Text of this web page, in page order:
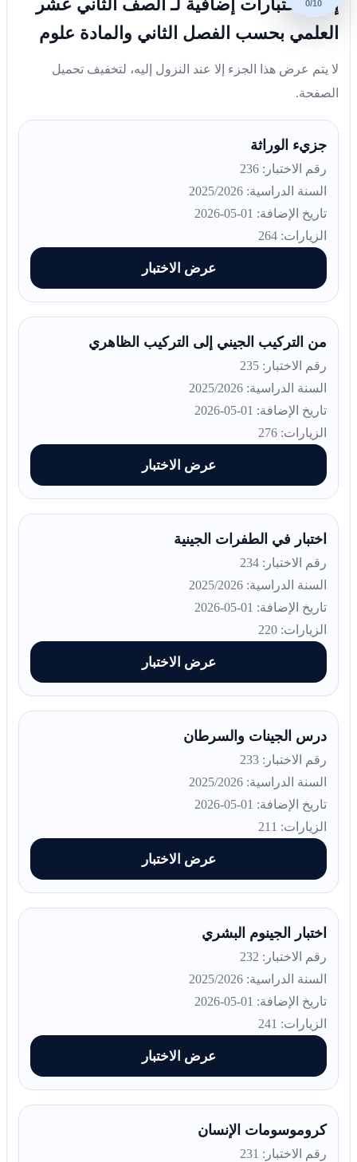
0/10
إليك اختبارات إضافية لـ الصف الثاني عشر
العلمي بحسب الفصل الثاني والمادة علوم
لا يتم عرض هذا الجزء إلا عند النزول إليه، لتخفيف تحميل
الصفحة.
جزيء الوراثة
رقم الاختبار: 236
السنة الدراسية: 2025/2026
تاريخ الإضافة: 01-05-2026
الزيارات: 264
عرض الاختبار
من التركيب الجيني إلى التركيب الظاهري
رقم الاختبار: 235
السنة الدراسية: 2025/2026
تاريخ الإضافة: 01-05-2026
الزيارات: 276
عرض الاختبار
اختبار في الطفرات الجينية
رقم الاختبار: 234
السنة الدراسية: 2025/2026
تاريخ الإضافة: 01-05-2026
الزيارات: 220
عرض الاختبار
درس الجينات والسرطان
رقم الاختبار: 233
السنة الدراسية: 2025/2026
تاريخ الإضافة: 01-05-2026
الزيارات: 211
عرض الاختبار
اختبار الجينوم البشري
رقم الاختبار: 232
السنة الدراسية: 2025/2026
تاريخ الإضافة: 01-05-2026
الزيارات: 241
عرض الاختبار
كروموسومات الإنسان
رقم الاختبار: 231